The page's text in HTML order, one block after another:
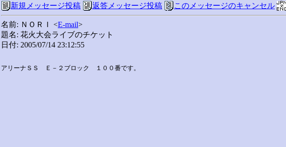
新規メッセージ投稿 返答メッセージ投稿 このメッセージのキャンセル
名前: ＮＯＲＩ <E-mail>
題名: 花火大会ライブのチケット
日付: 2005/07/14 23:12:55